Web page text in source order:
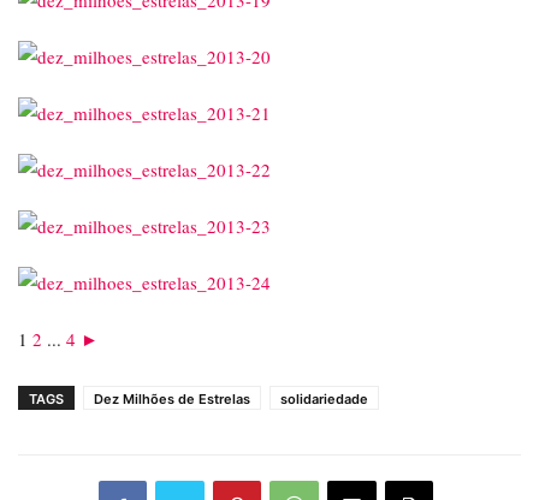
1 2 ... 4 ►
TAGS Dez Milhões de Estrelas solidariedade